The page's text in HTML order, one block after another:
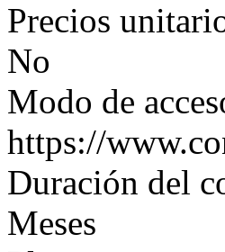
Precios
No
Modo de
https://
Duración del
Meses